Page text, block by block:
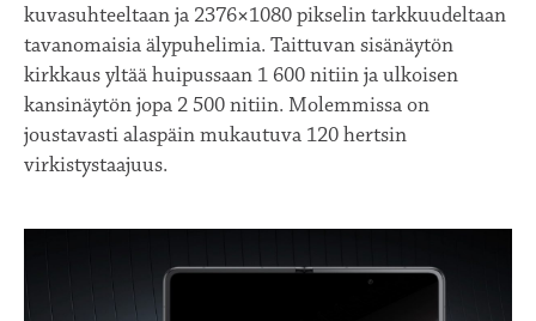
kuvasuhteeltaan ja 2376×1080 pikselin tarkkuudeltaan
tavanomaisia älypuhelimia. Taittuvan sisänäytön
kirkkaus yltää huipussaan 1 600 nitiin ja ulkoisen
kansinäytön jopa 2 500 nitiin. Molemmissa on
joustavasti alaspäin mukautuva 120 hertsin
virkistystaajuus.